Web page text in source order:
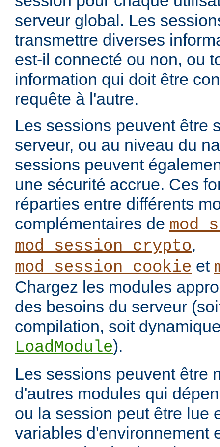
serveur global. Les
transmettre diverses
est-il connecté ou non, ou
information qui doit être
requête à l'autre.
Les sessions peuvent être
serveur, ou au niveau du
sessions peuvent
une sécurité accrue. Ces
réparties entre différents
complémentaires de
mod_session_crypto,
mod_session_cookie et
Chargez les modules
des besoins du serveur
compilation, soit
LoadModule).
Les sessions peuvent être
d'autres modules qui
ou la session peut être lue
variables d'environnement